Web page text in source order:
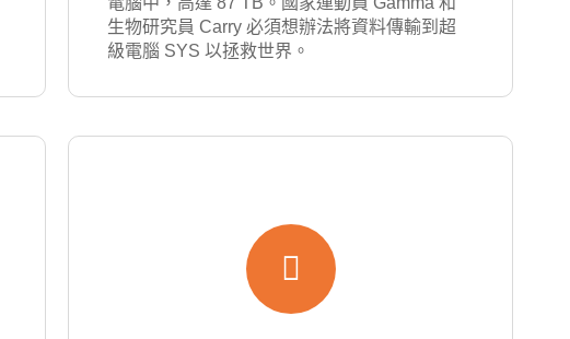
生物研究員 Carry 必須想辦法將資料傳輸到超
級電腦 SYS 以拯救世界。